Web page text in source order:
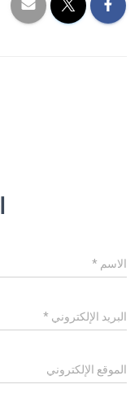
الاسم *
البريد الإلكتروني *
الموقع الإلكتروني